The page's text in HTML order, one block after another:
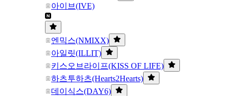
아이브(IVE)
엔믹스(NMIXX)
아일릿(ILLIT)
키스오브라이프(KISS OF LIFE)
하츠투하츠(Hearts2Hearts)
데이식스(DAY6)